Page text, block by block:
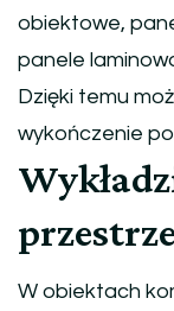
obiektowe,
panele
Dzięki temu
wykończenie
W obiektach